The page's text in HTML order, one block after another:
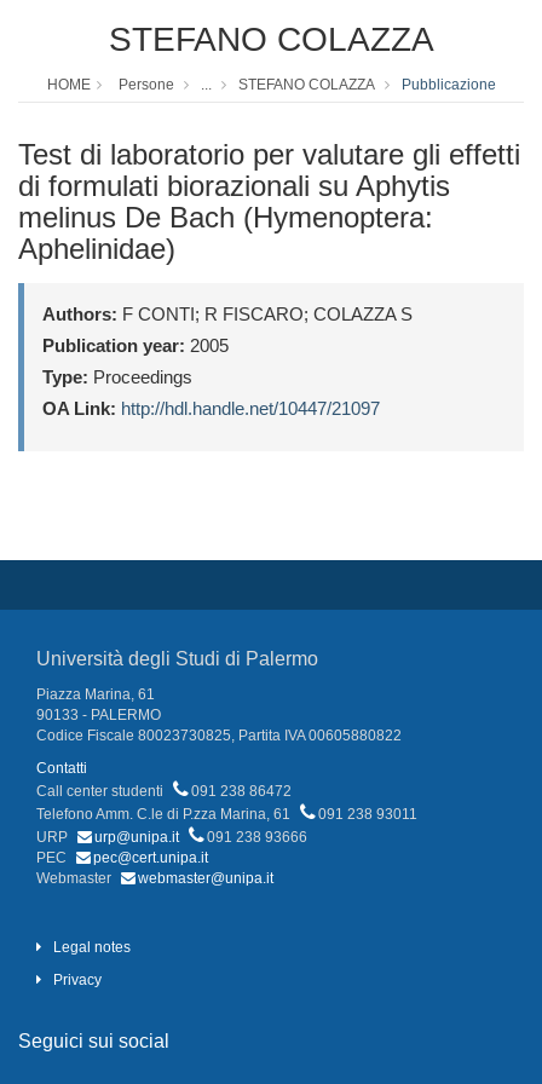
STEFANO COLAZZA
HOME Persone ... STEFANO COLAZZA Pubblicazione
Test di laboratorio per valutare gli effetti
di formulati biorazionali su Aphytis
melinus De Bach (Hymenoptera:
Aphelinidae)
Authors: F CONTI; R FISCARO; COLAZZA S
Publication year: 2005
Type: Proceedings
OA Link: http://hdl.handle.net/10447/21097
Università degli Studi di Palermo
Piazza Marina, 61
90133 - PALERMO
Codice Fiscale 80023730825, Partita IVA 00605880822
Contatti
Call center studenti
091 238 86472
Telefono Amm. C.le di P.zza Marina, 61
091 238 93011
URP
urp@unipa.it
091 238 93666
PEC
pec@cert.unipa.it
Webmaster
webmaster@unipa.it
Legal notes
Privacy
Seguici sui social